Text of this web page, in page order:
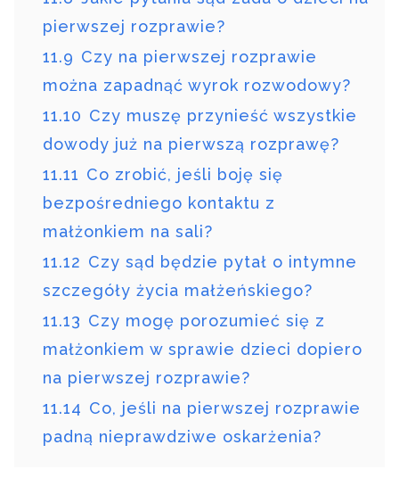
pierwszej rozprawie?
11.9 Czy na pierwszej rozprawie
można zapadnąć wyrok rozwodowy?
11.10 Czy muszę przynieść wszystkie
dowody już na pierwszą rozprawę?
11.11 Co zrobić, jeśli boję się
bezpośredniego kontaktu z
małżonkiem na sali?
11.12 Czy sąd będzie pytał o intymne
szczegóły życia małżeńskiego?
11.13 Czy mogę porozumieć się z
małżonkiem w sprawie dzieci dopiero
na pierwszej rozprawie?
11.14 Co, jeśli na pierwszej rozprawie
padną nieprawdziwe oskarżenia?